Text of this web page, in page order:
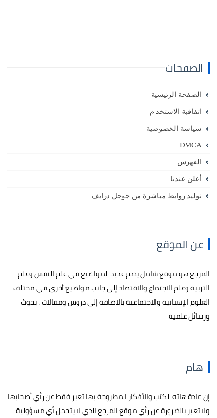
الصفحات
الصفحة الرئيسية
اتفاقية الاستخدام
سياسة الخصوصية
DMCA
الفهرس
أعلن عندنا
توليد روابط مباشرة من جوجل درايف
عن الموقع
المرجع هو موقع شامل يضم عديد المواضيع في علم النفس وعلم
التربية وعلم الاجتماع والاقتصاد إلى جانب مواضيع أخرى في مختلف
العلوم الإنسانية والاجتماعية بالاضافة إلى دروس ومقالات ، بحوث
ورسائل علمية
هام
إن مادة هاته الكتب والأفكار المطروحة بها تعبر فقط عن رأي أصحابها
ولا تعبر بالضرورة عن رأي موقع المرجع الذي لا يتحمل أي مسؤولية